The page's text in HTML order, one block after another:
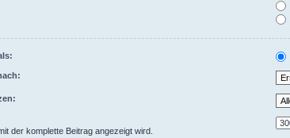
der komplette Beitrag angezeigt wird.